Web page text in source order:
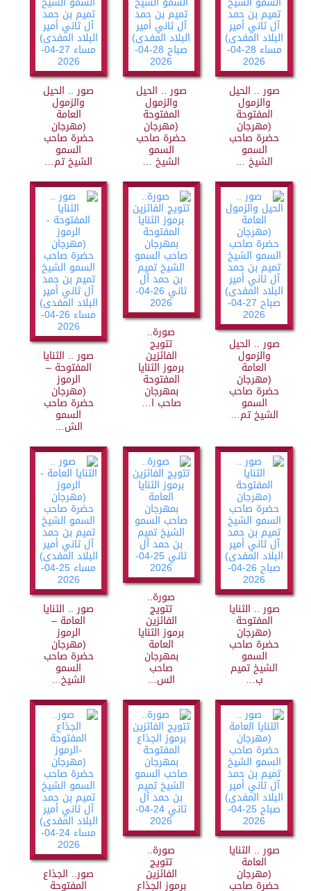
صور .. الحيل
والزمول
المفتوحة
(مهرجان
حضرة صاحب
السمو
الشيخ …
صور .. الحيل
والزمول
المفتوحة
(مهرجان
حضرة صاحب
السمو
الشيخ …
صور .. الحيل
والزمول
العامة
(مهرجان
حضرة صاحب
السمو
الشيخ تم…
صور .. الحيل
والزمول
العامة
(مهرجان
حضرة صاحب
السمو
الشيخ تم…
صورة..
تتويج
الفائزين
برموز الثنايا
المفتوحة
بمهرجان
صاحب ا…
صور .. الثنايا
المفتوحة –
الرموز
(مهرجان
حضرة صاحب
السمو
الش…
صور .. الثنايا
المفتوحة
(مهرجان
حضرة صاحب
السمو
الشيخ تميم
ب…
صورة..
تتويج
الفائزين
برموز الثنايا
العامة
بمهرجان
صاحب
الس…
صور .. الثنايا
العامة –
الرموز
(مهرجان
حضرة صاحب
السمو
الشيخ…
صور .. الثنايا
العامة
(مهرجان
حضرة صاحب
صورة..
تتويج
الفائزين
برموز الجذاع
صور.. الجذاع
المفتوحة